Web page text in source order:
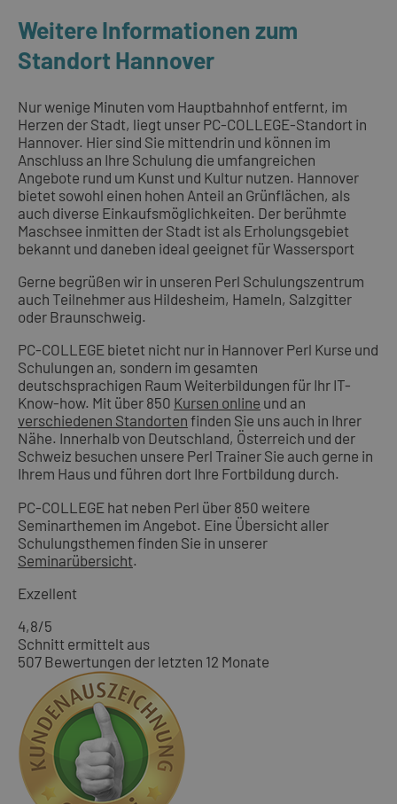
Weitere Informationen zum
Standort Hannover
Nur wenige Minuten vom Hauptbahnhof entfernt, im
Herzen der Stadt, liegt unser PC-COLLEGE-Standort in
Hannover. Hier sind Sie mittendrin und können im
Anschluss an Ihre Schulung die umfangreichen
Angebote rund um Kunst und Kultur nutzen. Hannover
bietet sowohl einen hohen Anteil an Grünflächen, als
auch diverse Einkaufsmöglichkeiten. Der berühmte
Maschsee inmitten der Stadt ist als Erholungsgebiet
bekannt und daneben ideal geeignet für Wassersport
Gerne begrüßen wir in unseren Perl Schulungszentrum
auch Teilnehmer aus Hildesheim, Hameln, Salzgitter
oder Braunschweig.
PC-COLLEGE bietet nicht nur in Hannover Perl Kurse und
Schulungen an, sondern im gesamten
deutschsprachigen Raum Weiterbildungen für Ihr IT-
Know-how. Mit über 850 Kursen online und an
verschiedenen Standorten finden Sie uns auch in Ihrer
Nähe. Innerhalb von Deutschland, Österreich und der
Schweiz besuchen unsere Perl Trainer Sie auch gerne in
Ihrem Haus und führen dort Ihre Fortbildung durch.
PC-COLLEGE hat neben Perl über 850 weitere
Seminarthemen im Angebot. Eine Übersicht aller
Schulungsthemen finden Sie in unserer
Seminarübersicht.
Exzellent
4,8/5
Schnitt ermittelt aus
507 Bewertungen der letzten 12 Monate